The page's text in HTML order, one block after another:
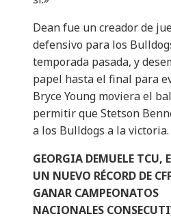
Dean fue un creador de
defensivo para los
temporada pasada, y
papel hasta el final para
Bryce Young moviera el
permitir que Stetson
a los Bulldogs a la victoria.
GEORGIA DEMUELE TCU,
UN NUEVO RÉCORD DE
GANAR CAMPEONATOS
NACIONALES